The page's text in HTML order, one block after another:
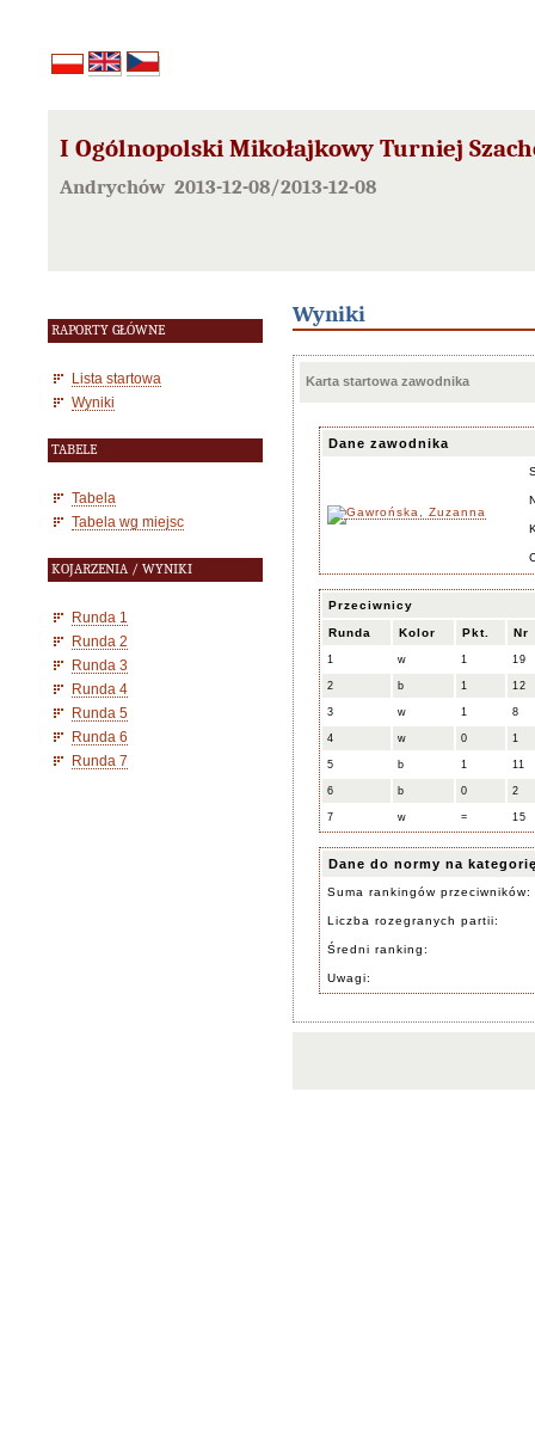
I Ogólnopolski Mikołajkowy Turniej
Andrychów 2013-12-08/2013-12-08
RAPORTY GŁÓWNE
Lista startowa
Wyniki
TABELE
Tabela
Tabela wg miejsc
KOJARZENIA / WYNIKI
Runda 1
Runda 2
Runda 3
Runda 4
Runda 5
Runda 6
Runda 7
Wyniki
Karta startowa zawodnika
Dane zawodnika
Przeciwnicy
Runda Kolor Pkt. Nr
1 w 1 19
2 b 1 12
3 w 1 8
4 w 0 1
5 b 1 11
6 b 0 2
7 w = 15
Dane do normy na
Suma rankingów przeciwników:
Liczba rozegranych partii:
Średni ranking:
Uwagi: